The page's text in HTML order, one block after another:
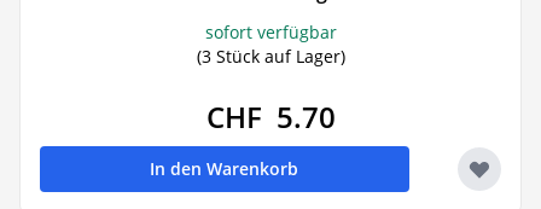
sofort verfügbar
(3 Stück auf Lager)
CHF 5.70
In den Warenkorb